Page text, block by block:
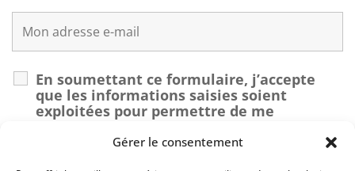
Gérer le consentement
En soumettant ce formulaire, j’accepte
que les informations saisies soient
exploitées pour permettre de me